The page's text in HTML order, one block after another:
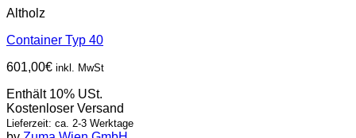
Altholz
Container Typ 40
601,00€ inkl. MwSt
Enthält 10% USt.
Kostenloser Versand
Lieferzeit: ca. 2-3 Werktage